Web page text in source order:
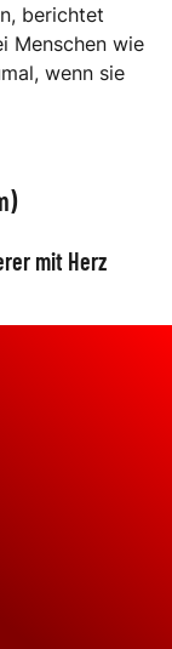
berichtet
Menschen wie
wenn sie
mit Herz